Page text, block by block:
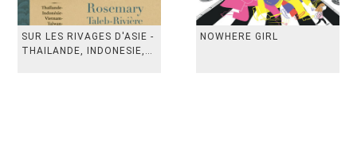
SUR LES RIVAGES D'ASIE -
THAILANDE, INDONESIE,
NOWHERE GIRL